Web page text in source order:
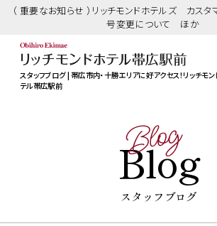
（ 重要なお知らせ ）リッチモンドホテルズ カス
号変更について ほか
スタッフブログ | 帯広市内・十勝エリアに好アクセス！リッチモン
テル帯広駅前
Blog
Blog
スタッフブログ